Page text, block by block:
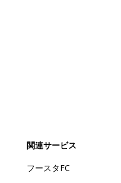
関連サービス
フースタFC